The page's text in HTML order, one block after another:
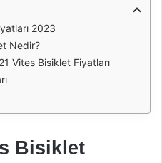
2023
Nedir?
Vites Bisiklet Fiyatları
Bisiklet